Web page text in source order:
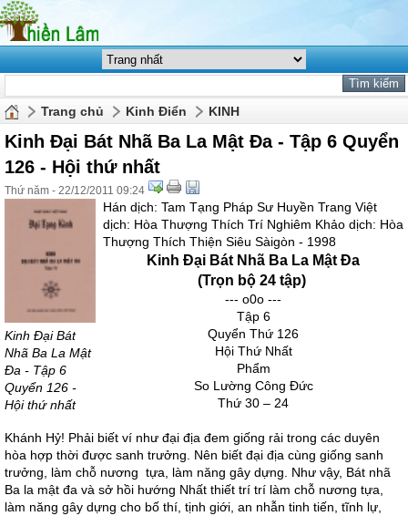
Trang chủ Kinh Điển KINH
Kinh Đại Bát Nhã Ba La Mật Đa - Tập 6 Quyển
126 - Hội thứ nhất
Thứ năm - 22/12/2011 09:24
Kinh Đại Bát
Nhã Ba La Mật
Đa - Tập 6
Quyển 126 -
Hội thứ nhất
Hán dịch: Tam Tạng Pháp Sư Huyền Trang Việt
dịch: Hòa Thượng Thích Trí Nghiêm Khảo dịch: Hòa
Thượng Thích Thiện Siêu Sàigòn - 1998
Kinh Đại Bát Nhã Ba La Mật Đa
(Trọn bộ 24 tập)
--- o0o ---
Tập 6
Quyển Thứ 126
Hội Thứ Nhất
Phẩm
So Lường Công Đức
Thứ 30 – 24
Khánh Hỷ! Phải biết ví như đại địa đem giống rải trong các duyên
hòa hợp thời được sanh trưởng. Nên biết đại địa cùng giống sanh
trưởng, làm chỗ nương tựa, làm năng gây dựng. Như vậy, Bát nhã
Ba la mật đa và sở hồi hướng Nhất thiết trí trí làm chỗ nương tựa,
làm năng gây dựng cho bố thí, tịnh giới, an nhẫn tinh tiến, tĩnh lự,